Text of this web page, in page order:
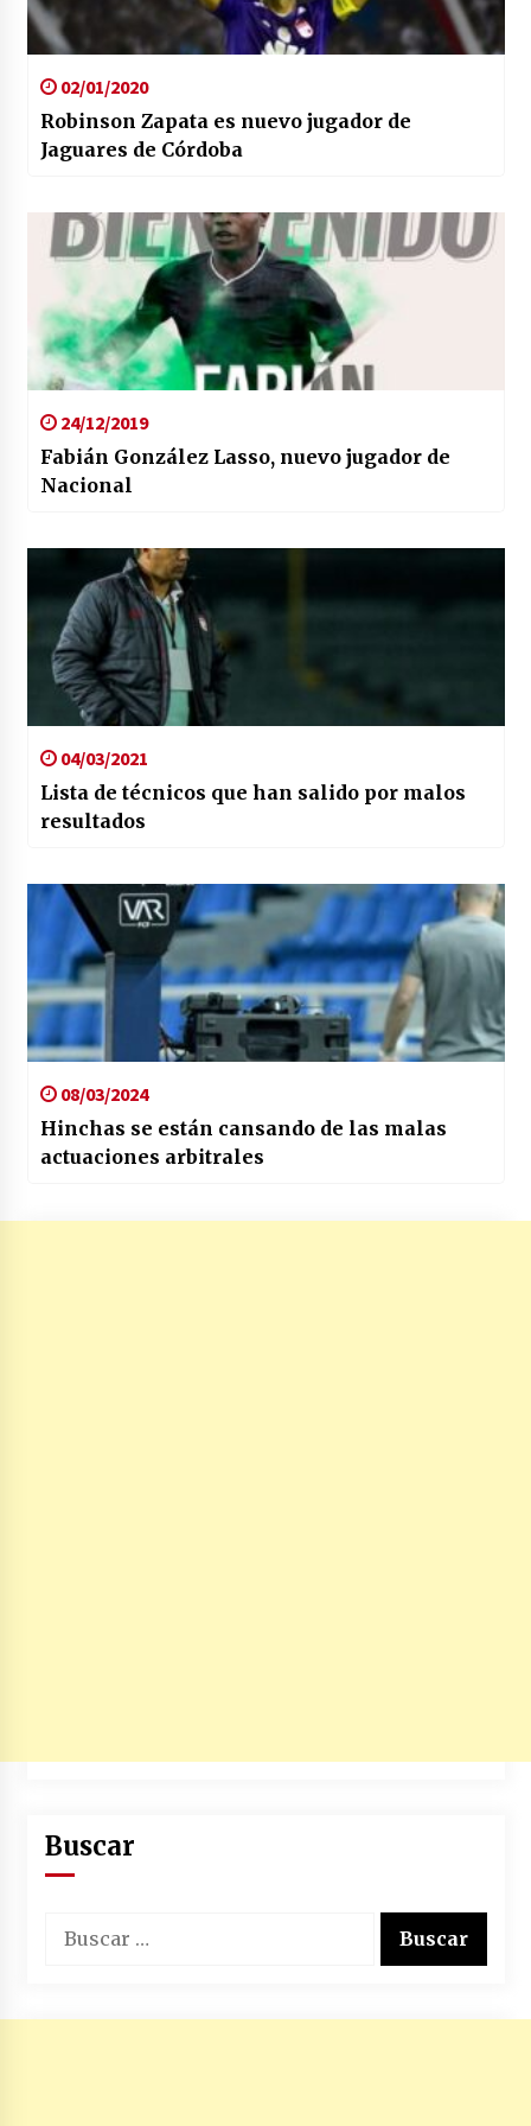
02/01/2020
Robinson Zapata es nuevo jugador de
Jaguares de Córdoba
24/12/2019
Fabián González Lasso, nuevo jugador de
Nacional
04/03/2021
Lista de técnicos que han salido por malos
resultados
08/03/2024
Hinchas se están cansando de las malas
actuaciones arbitrales
Buscar